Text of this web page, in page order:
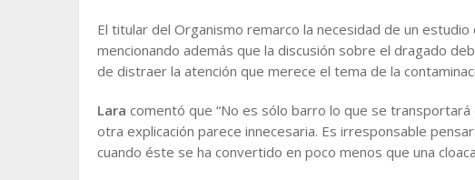
El titular del Organismo remarco la necesidad de un
mencionando además que la discusión sobre el dragado
de distraer la atención que merece el tema de la
Lara comentó que “No es sólo barro lo que se
otra explicación parece innecesaria. Es irresponsable
cuando éste se ha convertido en poco menos que una